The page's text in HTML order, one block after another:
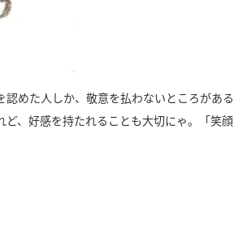
めた人しか、敬意を払わないところがある
、好感を持たれることも大切にゃ。「笑顔